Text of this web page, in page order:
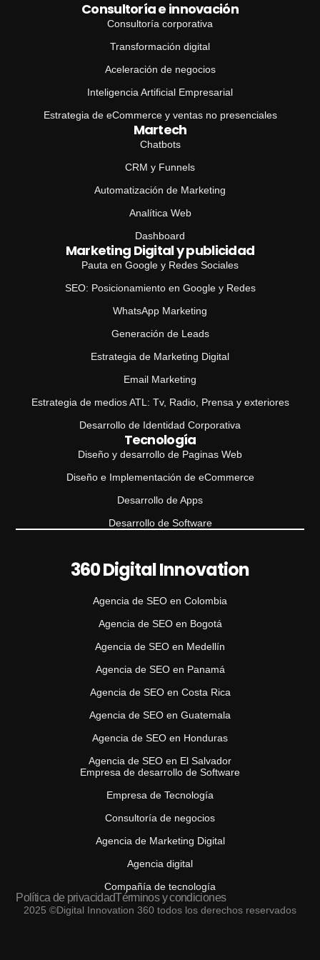
Consultoría e innovación
Consultoría corporativa
Transformación digital
Aceleración de negocios
Inteligencia Artificial Empresarial
Estrategia de eCommerce y ventas no presenciales
Martech
Chatbots
CRM y Funnels
Automatización de Marketing
Analítica Web
Dashboard
Marketing Digital y publicidad
Pauta en Google y Redes Sociales
SEO: Posicionamiento en Google y Redes
WhatsApp Marketing
Generación de Leads
Estrategia de Marketing Digital
Email Marketing
Estrategia de medios ATL: Tv, Radio, Prensa y exteriores
Desarrollo de Identidad Corporativa
Tecnología
Diseño y desarrollo de Paginas Web
Diseño e Implementación de eCommerce
Desarrollo de Apps
Desarrollo de Software
360 Digital Innovation
Agencia de SEO en Colombia
Agencia de SEO en Bogotá
Agencia de SEO en Medellín
Agencia de SEO en Panamá
Agencia de SEO en Costa Rica
Agencia de SEO en Guatemala
Agencia de SEO en Honduras
Agencia de SEO en El Salvador
Empresa de desarrollo de Software
Empresa de Tecnología
Consultoría de negocios
Agencia de Marketing Digital
Agencia digital
Compañía de tecnología
2025 ©Digital Innovation 360 todos los derechos reservados
Política de privacidadTérminos y condiciones